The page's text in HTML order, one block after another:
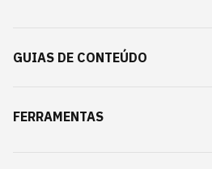
GUIAS DE CONTEÚDO
FERRAMENTAS